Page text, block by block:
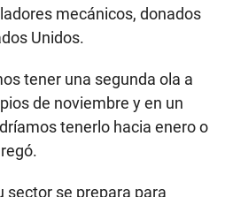
mecánicos, donados
Unidos.
tener una segunda ola a
de noviembre y en un
tenerlo hacia enero o
sector se prepara para